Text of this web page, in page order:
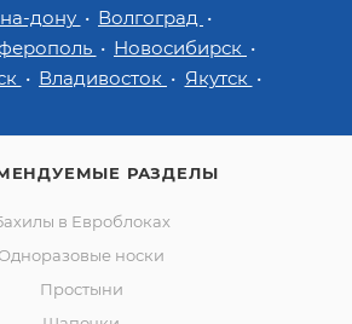
дону
Волгоград
Новосибирск
Владивосток
Якутск
РАЗДЕЛЫ
в Евроблоках
Одноразовые носки
Простыни